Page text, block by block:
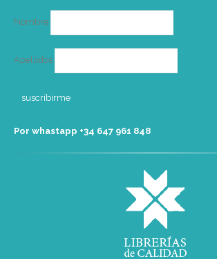
Nombre
Apellidos
Por whastapp +34 ‭647 961 848‬